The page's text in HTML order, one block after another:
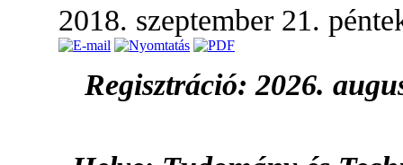
2018. szeptember 21.
Regisztráció: 2026.